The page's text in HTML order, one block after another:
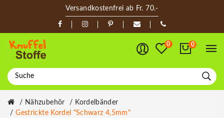
Versandkostenfrei ab Fr. 70.-
0 0
Nähzubehör
Kordelbänder
Gestrickte Kordel "Schwarz 4,5mm"